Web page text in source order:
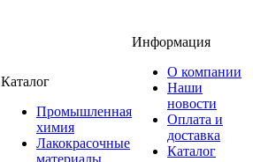
Каталог
Промышленная
химия
Лакокрасочные
материалы
Информация
О компании
Наши
новости
Оплата и
доставка
Каталог